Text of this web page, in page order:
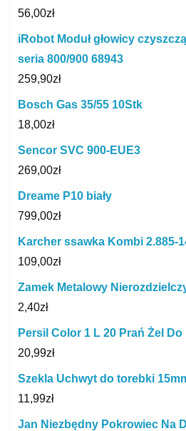
56,00zł
iRobot Moduł głowicy
seria 800/900 68943
259,90zł
Bosch Gas 35/55 10Stk
18,00zł
Sencor SVC 900-EUE3
269,00zł
Dreame P10 biały
799,00zł
Karcher ssawka Kombi 2.885-
109,00zł
Zamek Metalowy
2,40zł
Persil Color 1 L 20 Prań Żel Do
20,99zł
Szekla Uchwyt do torebki
11,99zł
Jan Niezbędny Pokrowiec Na